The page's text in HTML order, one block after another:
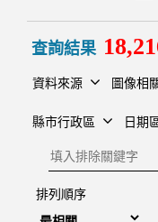
查詢結果
資料來源 圖像相
縣市行政區 日期
排除關鍵字
排列順序